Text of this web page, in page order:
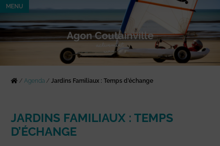
MENU
/Agenda /Jardins Familiaux : Temps d’échange
JARDINS FAMILIAUX : TEMPS
D’ÉCHANGE